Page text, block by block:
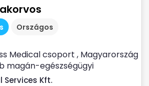
Országos
Medical csoport , Magyarország
magán-egészségügyi
Services Kft.